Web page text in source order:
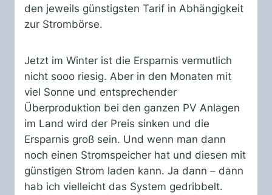
den jeweils günstigsten Tarif in Abhängigkeit
zur Strombörse.
Jetzt im Winter ist die Ersparnis vermutlich
nicht sooo riesig. Aber in den Monaten mit
viel Sonne und entsprechender
Überproduktion bei den ganzen PV Anlagen
im Land wird der Preis sinken und die
Ersparnis groß sein. Und wenn man dann
noch einen Stromspeicher hat und diesen mit
günstigen Strom laden kann. Ja dann – dann
hab ich vielleicht das System gedribbelt.